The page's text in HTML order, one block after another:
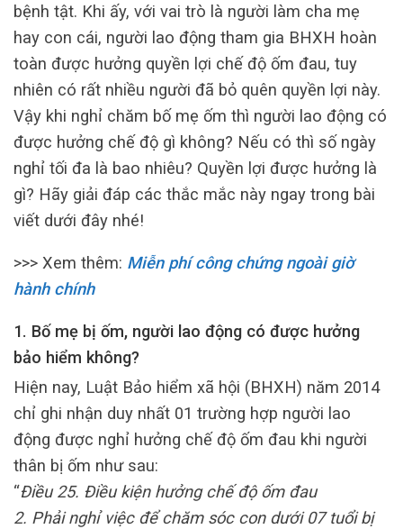
bệnh tật. Khi ấy, với vai trò là người làm cha mẹ
hay con cái, người lao động tham gia BHXH hoàn
toàn được hưởng quyền lợi chế độ ốm đau, tuy
nhiên có rất nhiều người đã bỏ quên quyền lợi này.
Vậy khi nghỉ chăm bố mẹ ốm thì người lao động có
được hưởng chế độ gì không? Nếu có thì số ngày
nghỉ tối đa là bao nhiêu? Quyền lợi được hưởng là
gì? Hãy giải đáp các thắc mắc này ngay trong bài
viết dưới đây nhé!
>>> Xem thêm: Miễn phí công chứng ngoài giờ
hành chính
1. Bố mẹ bị ốm, người lao động có được hưởng
bảo hiểm không?
Hiện nay, Luật Bảo hiểm xã hội (BHXH) năm 2014
chỉ ghi nhận duy nhất 01 trường hợp người lao
động được nghỉ hưởng chế độ ốm đau khi người
thân bị ốm như sau:
“Điều 25. Điều kiện hưởng chế độ ốm đau
2. Phải nghỉ việc để chăm sóc con dưới 07 tuổi bị